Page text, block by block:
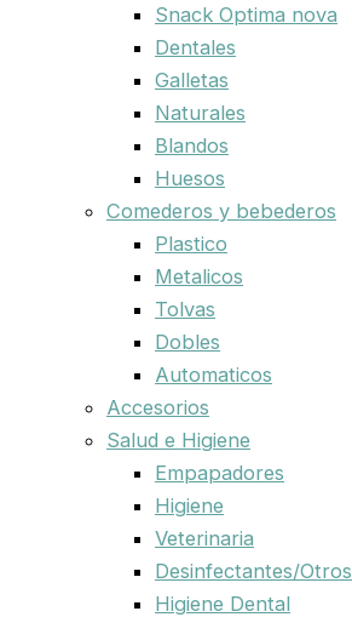
Snack Optima nova
Dentales
Galletas
Naturales
Blandos
Huesos
Comederos y bebederos
Plastico
Metalicos
Tolvas
Dobles
Automaticos
Accesorios
Salud e Higiene
Empapadores
Higiene
Veterinaria
Desinfectantes/Otros
Higiene Dental